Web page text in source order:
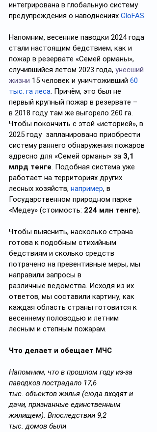
интегрирована в глобальную систему
предупреждения о наводнениях GloFAS.
Напомним, весенние паводки 2024 года
стали настоящим бедствием, как и
пожар в резервате «Семей орманы»,
случившийся летом 2023 года, унесший
жизни 15 человек и уничтоживший 60
тыс. га леса. Причём, это был не
первый крупный пожар в резервате –
в 2018 году там же выгорело 260 га.
Чтобы покончить с этой «историей», в
2025 году  запланировано приобрести
систему раннего обнаружения пожаров
адресно для «Семей орманы» за 3,1
млрд тенге. Подобная система уже
работает на территориях других
лесных хозяйств, например, в
Государственном природном парке
«Медеу» (стоимость: 224 млн тенге).
Чтобы выяснить, насколько страна
готова к подобным стихийным
бедствиям и сколько средств
потрачено на превентивные меры, мы
направили запросы в
различные ведомства. Исходя из их
ответов, мы составили картину, как
каждая область страны готовится к
весеннему половодью и летним
лесным и степным пожарам.
Что делает и обещает МЧС
Напомним, что в прошлом году из-за
паводков пострадало 17,6
тыс. объектов жилья (сюда входят и
дачи, признанные единственным
жилищем). Впоследствии 9,2
тыс. домов были